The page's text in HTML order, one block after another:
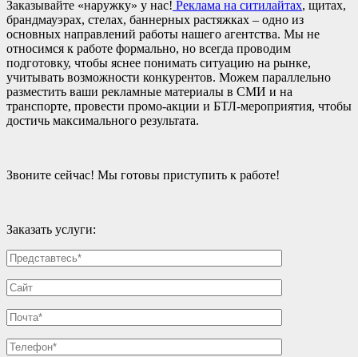
Заказывайте «наружку» у нас! Реклама на ситилайтах, щитах,
брандмауэрах, стелах, баннерных растяжках – одно из
основных направлений работы нашего агентства. Мы не
относимся к работе формально, но всегда проводим
подготовку, чтобы яснее понимать ситуацию на рынке,
учитывать возможности конкурентов. Можем параллельно
разместить ваши рекламные материалы в СМИ и на
транспорте, провести промо-акции и БТЛ-мероприятия, чтобы
достичь максимального результата.
Звоните сейчас! Мы готовы приступить к работе!
Заказать услуги: